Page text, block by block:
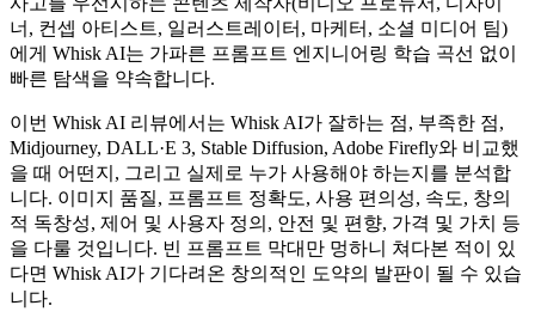
너, 컨셉 아티스트, 일러스트레이터, 마케터, 소셜 미디어 팀)
에게 Whisk AI는 가파른 프롬프트 엔지니어링 학습 곡선 없이
빠른 탐색을 약속합니다.
이번 Whisk AI 리뷰에서는 Whisk AI가 잘하는 점, 부족한 점,
Midjourney, DALL·E 3, Stable Diffusion, Adobe Firefly와 비교했
을 때 어떤지, 그리고 실제로 누가 사용해야 하는지를 분석합
니다. 이미지 품질, 프롬프트 정확도, 사용 편의성, 속도, 창의
적 독창성, 제어 및 사용자 정의, 안전 및 편향, 가격 및 가치 등
을 다룰 것입니다. 빈 프롬프트 막대만 멍하니 쳐다본 적이 있
다면 Whisk AI가 기다려온 창의적인 도약의 발판이 될 수 있습
니다.